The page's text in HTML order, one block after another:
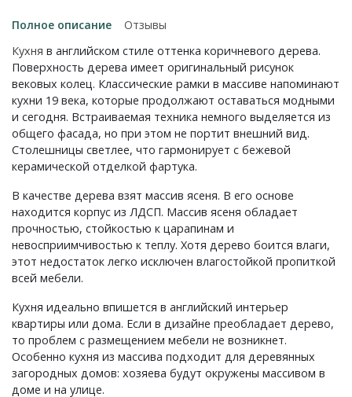
Полное описание
Отзывы
Кухня в английском стиле оттенка коричневого дерева.
Поверхность дерева имеет оригинальный рисунок
вековых колец. Классические рамки в массиве напоминают
кухни 19 века, которые продолжают оставаться модными
и сегодня. Встраиваемая техника немного выделяется из
общего фасада, но при этом не портит внешний вид.
Столешницы светлее, что гармонирует с бежевой
керамической отделкой фартука.
В качестве дерева взят массив ясеня. В его основе
находится корпус из ЛДСП. Массив ясеня обладает
прочностью, стойкостью к царапинам и
невосприимчивостью к теплу. Хотя дерево боится влаги,
этот недостаток легко исключен влагостойкой пропиткой
всей мебели.
Кухня идеально впишется в английский интерьер
квартиры или дома. Если в дизайне преобладает дерево,
то проблем с размещением мебели не возникнет.
Особенно кухня из массива подходит для деревянных
загородных домов: хозяева будут окружены массивом в
доме и на улице.